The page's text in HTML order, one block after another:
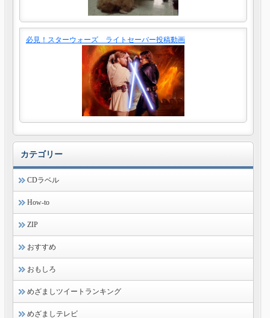
必見！スターウォーズ ライトセーバー投稿動画
カテゴリー
CDラベル
How-to
ZIP
おすすめ
おもしろ
めざましツイートランキング
めざましテレビ